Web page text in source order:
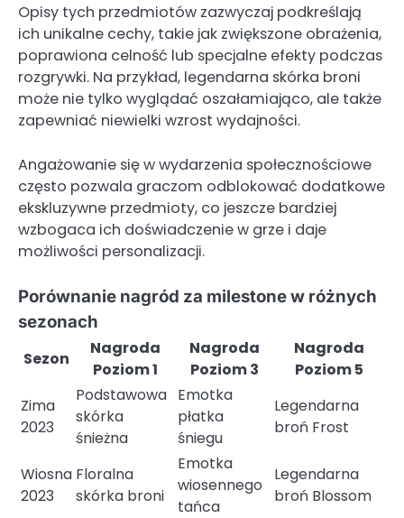
Opisy tych przedmiotów zazwyczaj podkreślają
ich unikalne cechy, takie jak zwiększone obrażenia,
poprawiona celność lub specjalne efekty podczas
rozgrywki. Na przykład, legendarna skórka broni
może nie tylko wyglądać oszałamiająco, ale także
zapewniać niewielki wzrost wydajności.
Angażowanie się w wydarzenia społecznościowe
często pozwala graczom odblokować dodatkowe
ekskluzywne przedmioty, co jeszcze bardziej
wzbogaca ich doświadczenie w grze i daje
możliwości personalizacji.
Porównanie nagród za milestone w różnych
sezonach
Sezon
Nagroda
Poziom 1
Nagroda
Poziom 3
Nagroda
Poziom 5
Zima
2023
Podstawowa
skórka
śnieżna
Emotka
płatka
śniegu
Legendarna
broń Frost
Wiosna
2023
Floralna
skórka broni
Emotka
wiosennego
tańca
Legendarna
broń Blossom